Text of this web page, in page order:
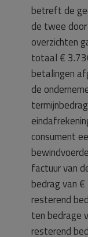
betreft de
de twee
overzichten
totaal €
betalingen
de
consument
factuur van
bedrag van
resterend
ten bedrage
resterend